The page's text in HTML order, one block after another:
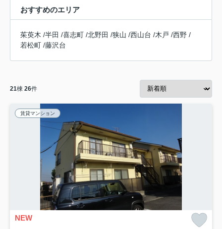
おすすめのエリア
茱萸木 /半田 /喜志町 /北野田 /狭山 /西山台 /木戸 /西野 /
若松町 /藤沢台
21棟 26件
賃貸マンション
NEW